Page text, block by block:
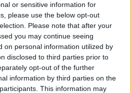
or sensitive information for
please use the below opt-out
Please note that after your
you may continue seeing
on personal information utilized by
disclosed to third parties prior to
opt-out of the further
information by third parties on the
This information may
rész
a fiatal lányokat 14. rész